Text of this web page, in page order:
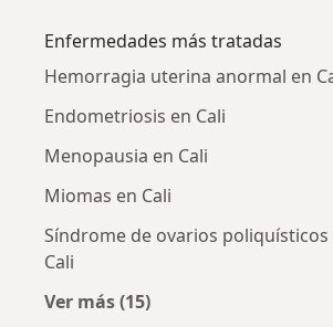
Enfermedades más tratadas
Hemorragia uterina anormal en
Endometriosis en Cali
Menopausia en Cali
Miomas en Cali
Síndrome de ovarios poliquísticos
Cali
Ver más (15)